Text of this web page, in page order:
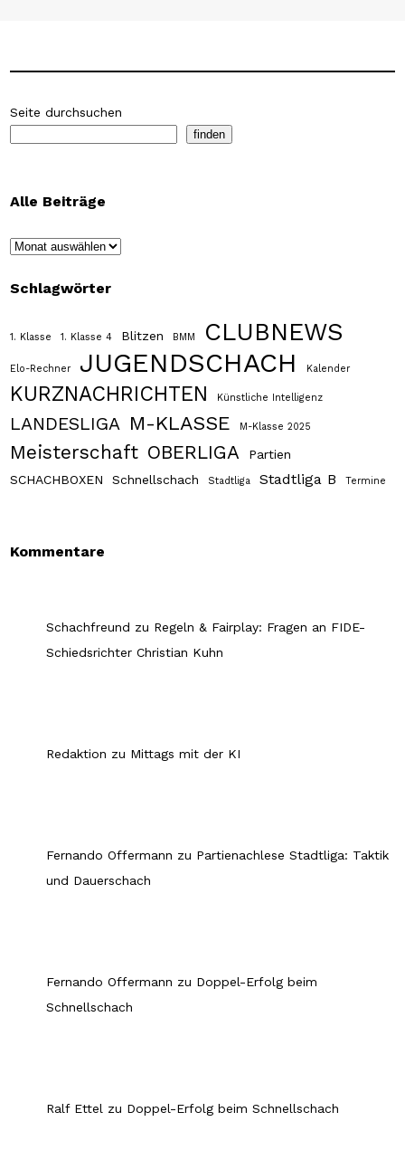
Seite durchsuchen
finden
Alle Beiträge
Archiv
Schlagwörter
1. Klasse 1. Klasse 4 Blitzen BMM CLUBNEWS
Elo-Rechner JUGENDSCHACH Kalender
KURZNACHRICHTEN Künstliche Intelligenz
LANDESLIGA M-KLASSE M-Klasse 2025
Meisterschaft OBERLIGA
Partien
SCHACHBOXEN
Schnellschach Stadtliga Stadtliga B Termine
Kommentare
Schachfreund zu Regeln & Fairplay: Fragen an FIDE-
Schiedsrichter Christian Kuhn
Redaktion zu Mittags mit der KI
Fernando Offermann zu Partienachlese Stadtliga: Taktik
und Dauerschach
Fernando Offermann zu Doppel-Erfolg beim
Schnellschach
Ralf Ettel zu Doppel-Erfolg beim Schnellschach